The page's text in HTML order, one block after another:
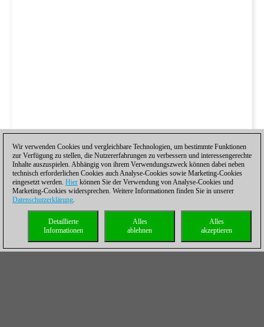
Wir verwenden Cookies und vergleichbare Technologien, um bestimmte Funktionen
zur Verfügung zu stellen, die Nutzererfahrungen zu verbessern und interessengerechte
Inhalte auszuspielen. Abhängig von ihrem Verwendungszweck können dabei neben
technisch erforderlichen Cookies auch Analyse-Cookies sowie Marketing-Cookies
eingesetzt werden. Hier können Sie der Verwendung von Analyse-Cookies und
Marketing-Cookies widersprechen. Weitere Informationen finden Sie in unserer
Datenschutzerklärung.
Alles
akzeptieren
Alles
ablehnen
Detaillierte
Informationen